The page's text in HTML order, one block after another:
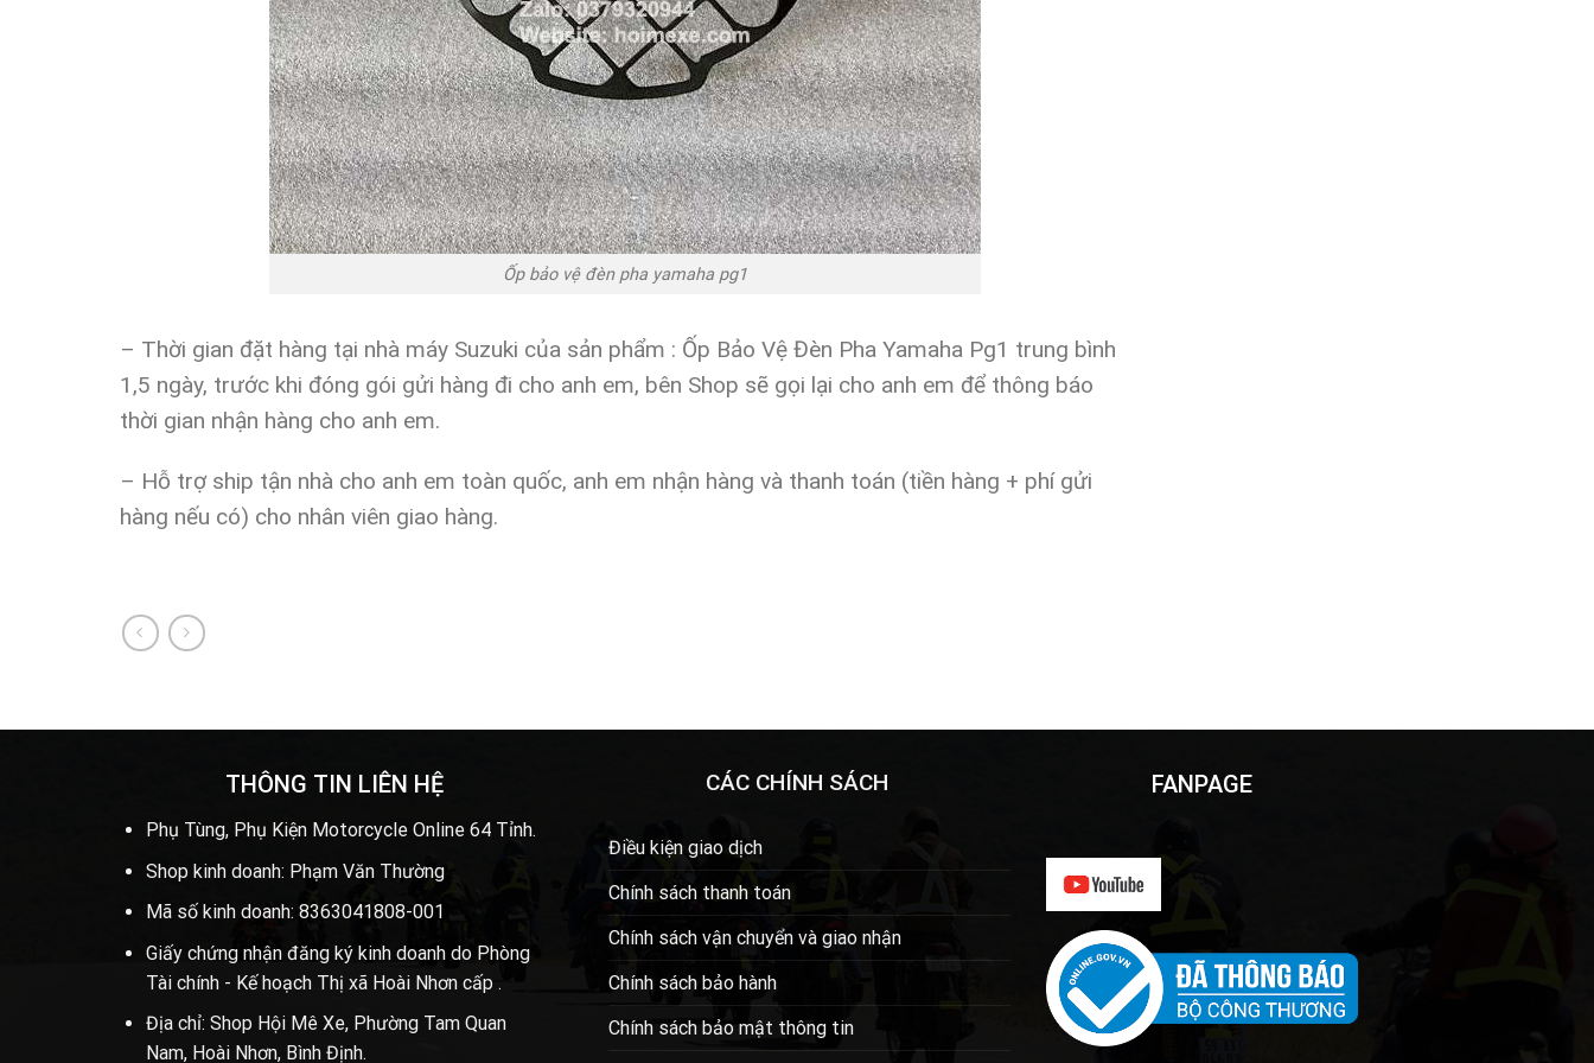
Ốp bảo vệ đèn pha yamaha pg1
– Thời gian đặt hàng tại nhà máy Suzuki của sản phẩm : Ốp Bảo Vệ Đèn Pha Yamaha Pg1 trung bình
1,5 ngày, trước khi đóng gói gửi hàng đi cho anh em, bên Shop sẽ gọi lại cho anh em để thông báo
thời gian nhận hàng cho anh em.
– Hỗ trợ ship tận nhà cho anh em toàn quốc, anh em nhận hàng và thanh toán (tiền hàng + phí gửi
hàng nếu có) cho nhân viên giao hàng.
THÔNG TIN LIÊN HỆ
Phụ Tùng, Phụ Kiện Motorcycle Online 64 Tỉnh.
Shop kinh doanh: Phạm Văn Thường
Mã số kinh doanh: 8363041808-001
Giấy chứng nhận đăng ký kinh doanh do Phòng
Tài chính - Kế hoạch Thị xã Hoài Nhơn cấp .
Địa chỉ: Shop Hội Mê Xe, Phường Tam Quan
Nam, Hoài Nhơn, Bình Định.
CÁC CHÍNH SÁCH
Điều kiện giao dịch
Chính sách thanh toán
Chính sách vận chuyển và giao nhận
Chính sách bảo hành
Chính sách bảo mật thông tin
FANPAGE